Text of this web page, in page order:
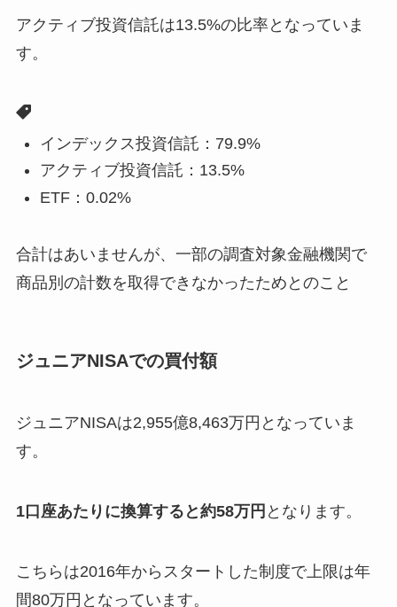
アクティブ投資信託は13.5%の比率となっていま
す。
インデックス投資信託：79.9%
アクティブ投資信託：13.5%
ETF：0.02%
合計はあいませんが、一部の調査対象金融機関で
商品別の計数を取得できなかったためとのこと
ジュニアNISAでの買付額
ジュニアNISAは2,955億8,463万円となっていま
す。
1口座あたりに換算すると約58万円 となります。
こちらは2016年からスタートした制度で上限は年
間80万円となっています。